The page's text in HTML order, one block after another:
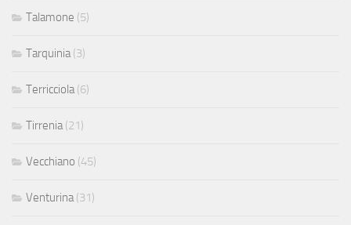
Talamone (5)
Tarquinia(3)
Terricciola(6)
Tirrenia(21)
Vecchiano (45)
Venturina(31)